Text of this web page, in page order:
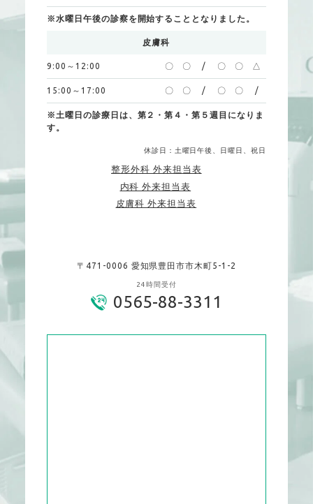
※水曜日午後の診察を開始することとなりました。
皮膚科
9:00～12:00 〇 〇 / 〇 〇 △
15:00～17:00 〇 〇 / 〇 〇 /
※土曜日の診療日は、第２・第４・第５週目になりま
す。
休診日：土曜日午後、日曜日、祝日
整形外科 外来担当表
内科 外来担当表
皮膚科 外来担当表
〒471-0006 愛知県豊田市市木町5-1-2
24時間受付
0565-88-3311